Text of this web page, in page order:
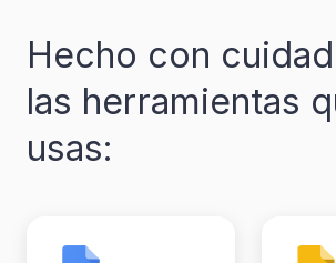
Hecho con
las herramientas
usas: